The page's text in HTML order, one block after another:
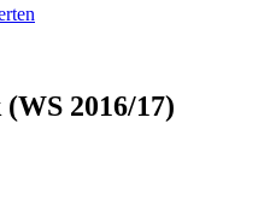
2016/17)